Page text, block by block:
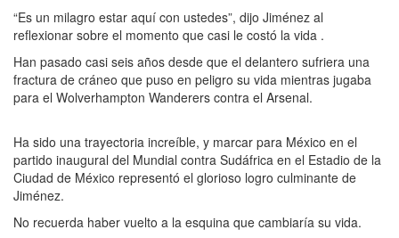
“Es un milagro estar aquí con ustedes”, dijo Jiménez al
reflexionar sobre el momento que casi le costó la vida .
Han pasado casi seis años desde que el delantero sufriera una
fractura de cráneo que puso en peligro su vida mientras jugaba
para el Wolverhampton Wanderers contra el Arsenal.
Ha sido una trayectoria increíble, y marcar para México en el
partido inaugural del Mundial contra Sudáfrica en el Estadio de la
Ciudad de México representó el glorioso logro culminante de
Jiménez.
No recuerda haber vuelto a la esquina que cambiaría su vida.